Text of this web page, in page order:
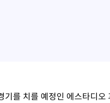
기를 치를 예정인 에스타디